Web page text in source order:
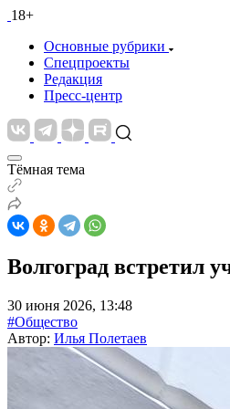
18+
Основные рубрики
Спецпроекты
Редакция
Пресс-центр
Тёмная тема
Волгоград встретил
30 июня 2026, 13:48
#Общество
Автор: Илья Полетаев